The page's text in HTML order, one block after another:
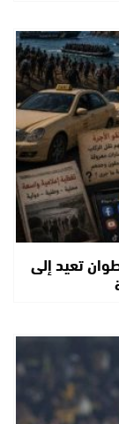
تعيد إلى